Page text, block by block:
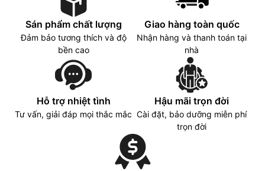
Sán phẩm chất lượng
Đảm bảo tương thích và độ
bền cao
Giao hàng toàn quốc
Nhận hàng và thanh toán tại
nhà
Hỗ trợ nhiệt tình
Tư vấn, giải đáp mọi thắc mắc
Hậu mãi trọn đời
Cài đặt, bảo dưỡng miễn phí
trọn đời